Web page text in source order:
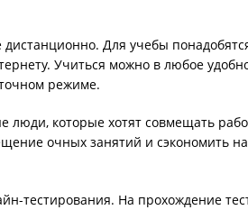
Для учебы
Учиться можно в любое
режиме.
которые хотят совмещать
очных занятий и сэкономить
тестирования. На прохождение